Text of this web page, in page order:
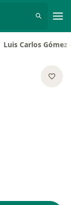
de ciudad
Luis Carlos Gómez